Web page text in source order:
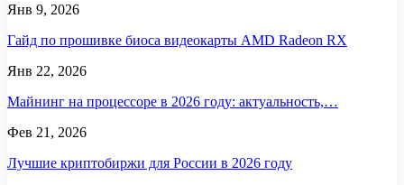
Янв 9, 2026
Гайд по прошивке биоса видеокарты AMD Radeon RX
Янв 22, 2026
Майнинг на процессоре в 2026 году: актуальность,…
Фев 21, 2026
Лучшие криптобиржи для России в 2026 году